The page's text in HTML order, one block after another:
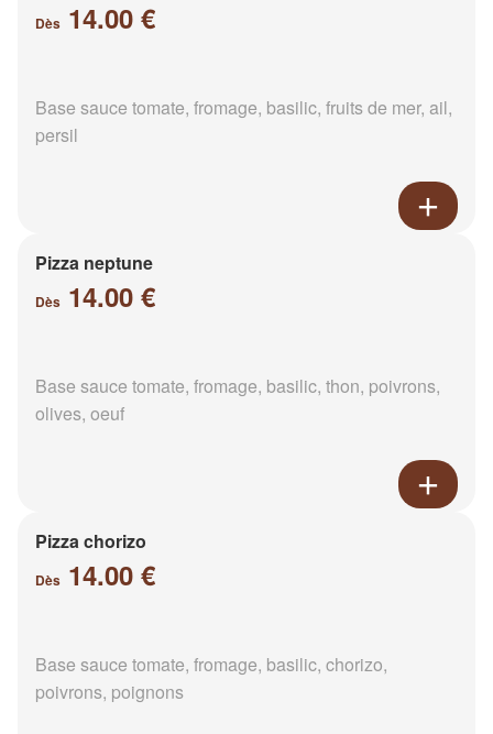
Dès 14.00 €
Base sauce tomate, fromage, basilic, fruits de mer, ail,
persil
Pizza neptune
Dès 14.00 €
Base sauce tomate, fromage, basilic, thon, poivrons,
olives, oeuf
Pizza chorizo
Dès 14.00 €
Base sauce tomate, fromage, basilic, chorizo,
poivrons, poignons